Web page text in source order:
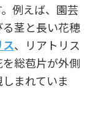
例えば、園芸
茎と長い花穂
ス、リアトリス
総苞片が外側
まれていま